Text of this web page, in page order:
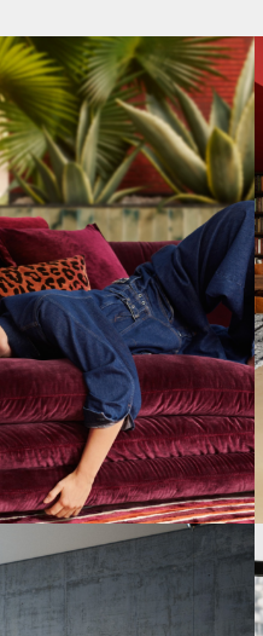
Gedanken auf Reisen...
0
sondern auch zum
3